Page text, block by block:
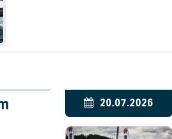
20.07.2026